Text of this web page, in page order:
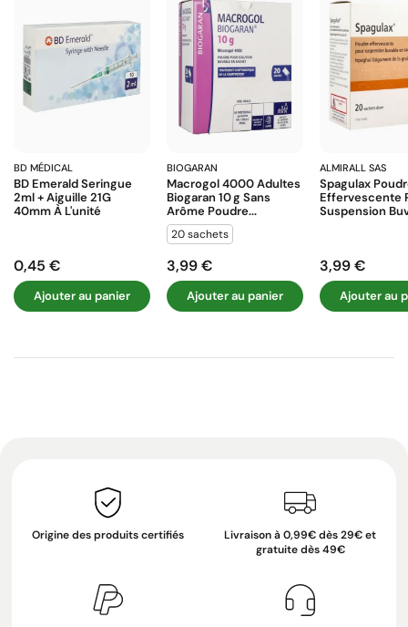
BD MÉDICAL
BD Emerald Seringue
2ml + Aiguille 21G
40mm À L'unité
Prix
0,45 €
Ajouter au panier
BIOGARAN
Macrogol 4000 Adultes
Biogaran 10 G Sans
Arôme Poudre...
20 sachets
Prix
3,99 €
Ajouter au panier
ALMIRALL SAS
Spagulax
Effervescente
Suspension
Prix
3,99 €
Ajouter au
Origine des produits certifiés
Livraison à 0,99€ dès 29€ et
gratuite dès 49€